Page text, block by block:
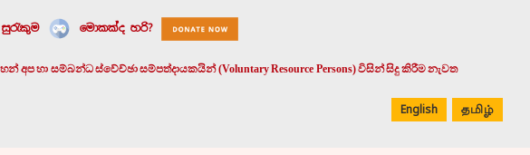
මොකක්ද හරි?
හා සම්බන්ධ ස්වේච්ඡා සම්පත්දායකයින් (Voluntary Resource Persons) විසින් සිදු කිරීම නැවත
English தமிழ்